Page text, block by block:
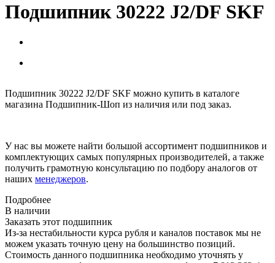
Подшипник 30222 J2/DF SKF
Подшипник 30222 J2/DF SKF можно купить в каталоге
магазина Подшипник-Шоп из наличия или под заказ.
У нас вы можете найти большой ассортимент подшипников и
комплектующих самых популярных производителей, а также
получить грамотную консультацию по подбору аналогов от
наших менеджеров.
Подробнее
В наличии
Заказать этот подшипник
Из-за нестабильности курса рубля и каналов поставок мы не
можем указать точную цену на большинство позиций.
Стоимость данного подшипника необходимо уточнять у